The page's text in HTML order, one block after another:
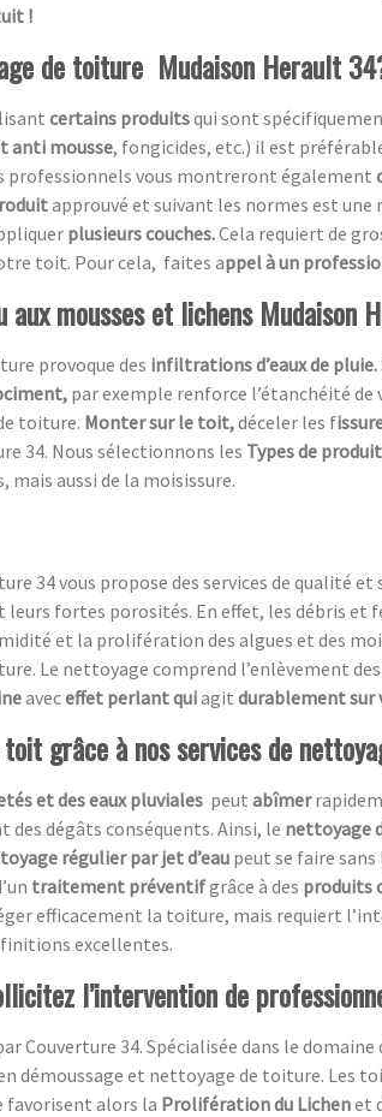
!
de toiture Mudaison Herault
certains produitsqui sont
anti mousse, fongicides, etc.) il est
professionnels vous montreront également
approuvé et suivant les normes est une
plusieurs couches.Cela requiert de
toit. Pour cela, faites appel à un
mousses et lichens Mudaison
provoque des infiltrations d’eaux de pluie.
par exemple renforce l’étanchéité
toiture. Monter sur le toit,déceler les f
34. Nous sélectionnons les Types de produit
mais aussi de la moisissure.
34 vous propose des services de qualité et
leurs fortes porosités. En effet, les débris
et la prolifération des algues et des
Le nettoyage comprend l’enlèvement
aveceffet perlant quiagit durablement
grâce à nos services de
et des eaux pluviales peut abîmer
des dégâts conséquents. Ainsi, le nettoyage
régulier par jet d’eau peut se faire
traitement préventifgrâce à des produits
efficacement la toiture, mais requiert
finitions excellentes.
l’intervention de
Couverture 34. Spécialisée dans le
démoussage et nettoyage de toiture. Les
favorisent alors la Prolifération du Lichenet